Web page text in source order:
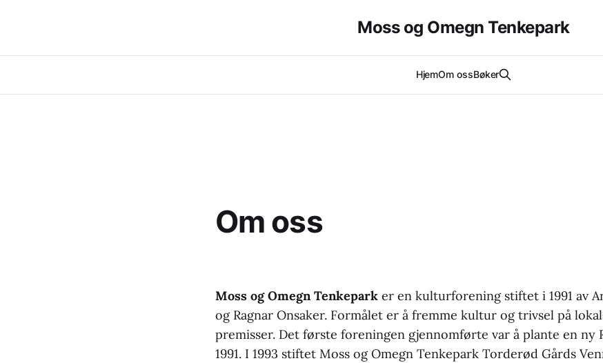
Moss og Omegn Tenkepark
HjemOm ossBøker
Om oss
Moss og Omegn Tenkepark er en kulturforening stiftet i 1991 av
og Ragnar Onsaker. Formålet er å fremme kultur og trivsel på
premisser. Det første foreningen gjennomførte var å plante en ny
1991. I 1993 stiftet Moss og Omegn Tenkepark Torderød Gårds